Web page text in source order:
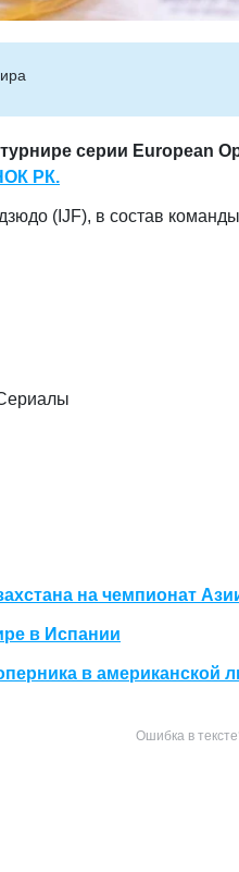
серии European
РК.
(IJF), в состав
на чемпионат
в Испании
в американской
Ошибка в